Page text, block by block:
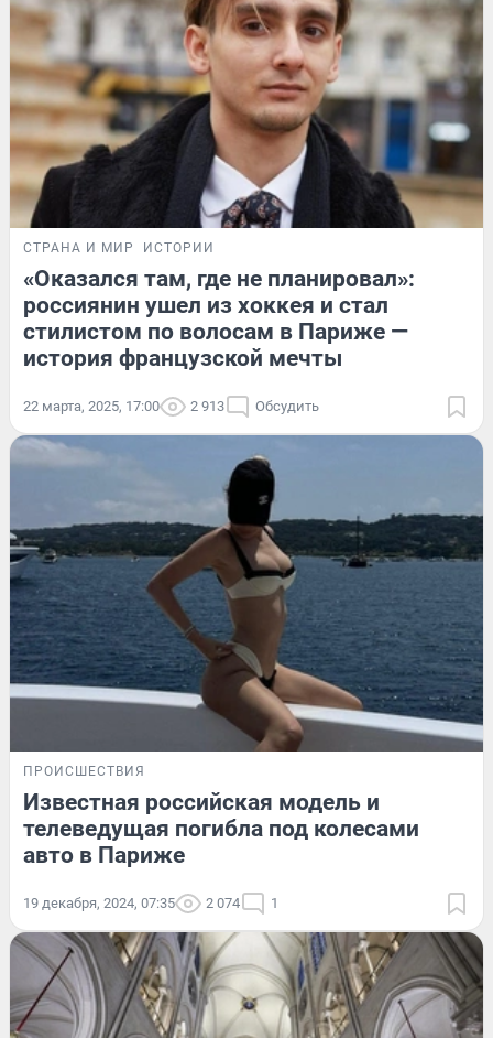
СТРАНА И МИР ИСТОРИИ
«Оказался там, где не планировал»:
россиянин ушел из хоккея и стал
стилистом по волосам в Париже —
история французской мечты
22 марта, 2025, 17:00 2 913 Обсудить
ПРОИСШЕСТВИЯ
Известная российская модель и
телеведущая погибла под колесами
авто в Париже
19 декабря, 2024, 07:35 2 074 1